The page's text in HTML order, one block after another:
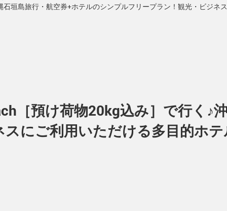
垣島旅行・航空券+ホテルのシンプルフリープラン！観光・ビジ
［預け荷物20kg込み］で行く♪
にご利用いただける多目的ホ